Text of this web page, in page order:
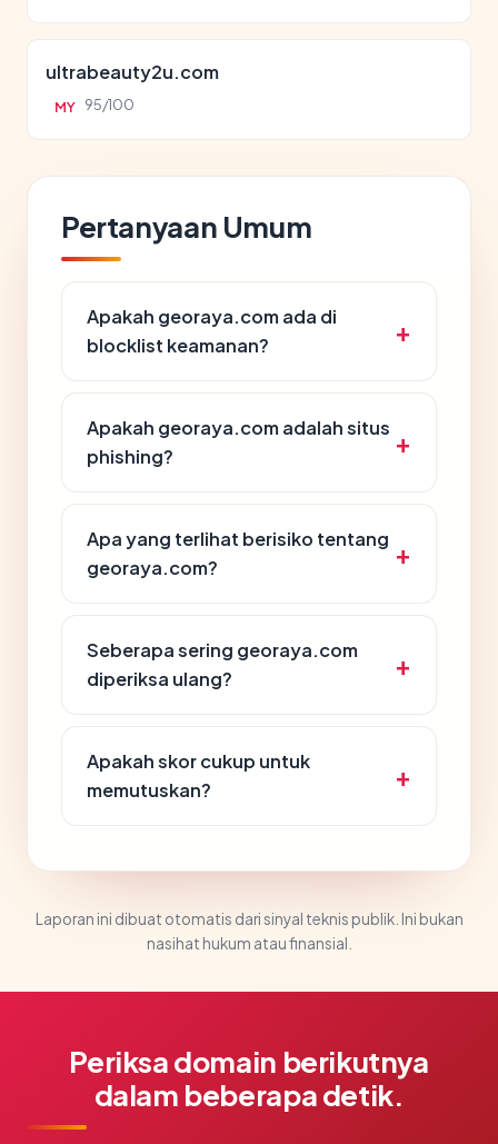
ultrabeauty2u.com
MY 95/100
Pertanyaan Umum
Apakah georaya.com ada di
blocklist keamanan?
Apakah georaya.com adalah situs
phishing?
Apa yang terlihat berisiko tentang
georaya.com?
Seberapa sering georaya.com
diperiksa ulang?
Apakah skor cukup untuk
memutuskan?
Laporan ini dibuat otomatis dari sinyal teknis publik. Ini bukan
nasihat hukum atau finansial.
Periksa domain berikutnya
dalam beberapa detik.